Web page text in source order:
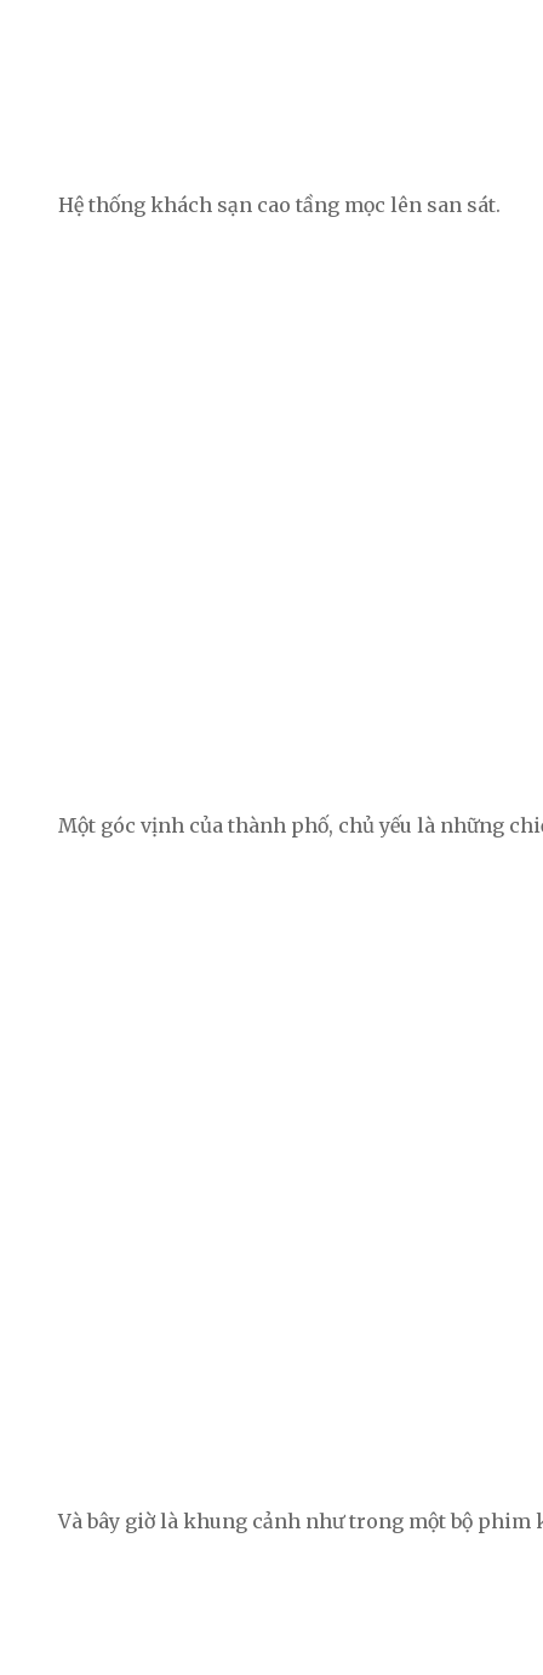
Hệ thống khách sạn cao tầng mọc lên san sát.
Một góc vịnh của thành phố, chủ yếu là những
Và bây giờ là khung cảnh như trong một bộ phim